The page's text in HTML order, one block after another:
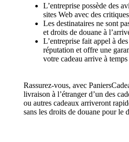
L’entreprise possède des
sites Web avec des
Les destinataires ne sont
et droits de douane à
L’entreprise fait appel à
réputation et offre une
votre cadeau arrive à
Rassurez-vous, avec
livraison à l’étranger d’un des
ou autres cadeaux arriveront
sans les droits de douane pour le